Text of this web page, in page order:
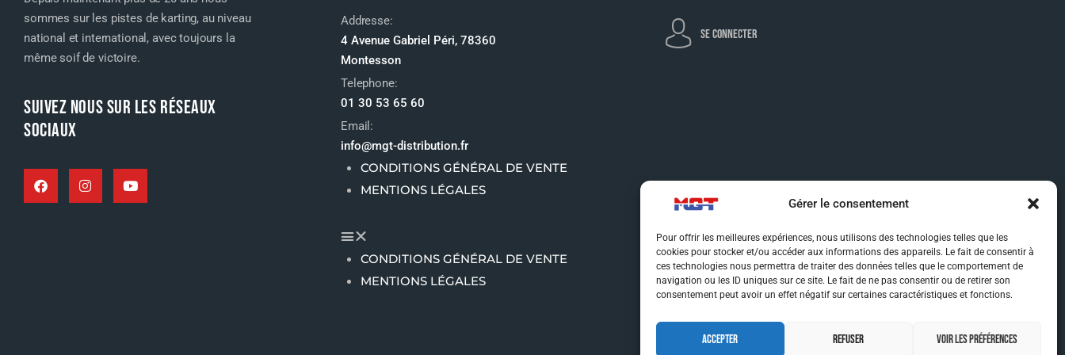
Gérer le consentement
Pour offrir les meilleures expériences, nous utilisons des technologies telles que les
cookies pour stocker et/ou accéder aux informations des appareils. Le fait de consentir à
ces technologies nous permettra de traiter des données telles que le comportement de
navigation ou les ID uniques sur ce site. Le fait de ne pas consentir ou de retirer son
consentement peut avoir un effet négatif sur certaines caractéristiques et fonctions.
ACCEPTER REFUSER VOIR LES PRÉFÉRENCES
sommes sur les pistes de karting, au niveau
national et international, avec toujours la
même soif de victoire.
SUIVEZ NOUS SUR LES RÉSEAUX
SOCIAUX
Addresse:
4 Avenue Gabriel Péri, 78360
Montesson
Telephone:
01 30 53 65 60
Email:
info@mgt-distribution.fr
CONDITIONS GÉNÉRAL DE VENTE
MENTIONS LÉGALES
CONDITIONS GÉNÉRAL DE VENTE
MENTIONS LÉGALES
SE CONNECTER